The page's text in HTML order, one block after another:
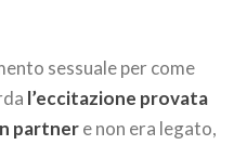
sessuale per come
l’eccitazione provata
partnere non era legato,